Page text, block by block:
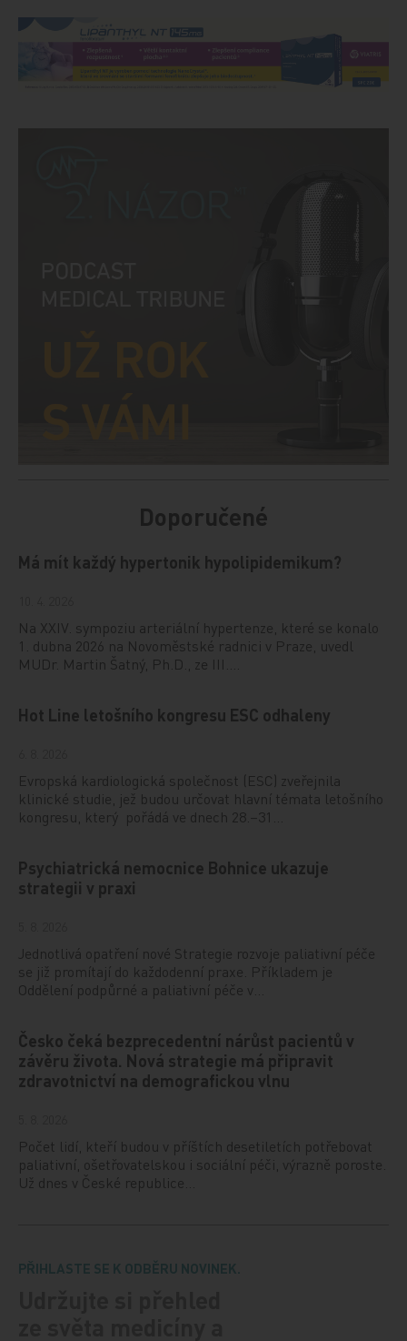
Doporučené
Má mít každý hypertonik hypolipidemikum?
Na XXIV. sympoziu arteriální hypertenze, které se konalo
1. dubna 2026 na Novoměstské radnici v Praze, uvedl
MUDr. Martin Šatný, Ph.D., ze III.…
Hot Line letošního kongresu ESC odhaleny
Evropská kardiologická společnost (ESC) zveřejnila
klinické studie, jež budou určovat hlavní témata letošního
kongresu, který pořádá ve dnech 28.–31…
Psychiatrická nemocnice Bohnice ukazuje
strategii v praxi
Jednotlivá opatření nové Strategie rozvoje paliativní péče
se již promítají do každodenní praxe. Příkladem je
Oddělení podpůrné a paliativní péče v…
Česko čeká bezprecedentní nárůst pacientů v
závěru života. Nová strategie má připravit
zdravotnictví na demografickou vlnu
Počet lidí, kteří budou v příštích desetiletích potřebovat
paliativní, ošetřovatelskou i sociální péči, výrazně poroste.
Už dnes v České republice…
PŘIHLASTE SE K ODBĚRU NOVINEK.